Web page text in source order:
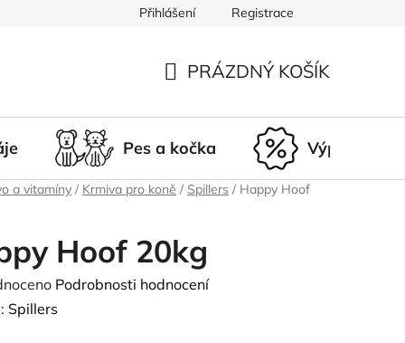
Doprava a platba Nepřevzetí zásilky
Přihlášení Registrace
KOŠÍK
PRÁZDNÝ KOŠÍK
Pes a kočka Výprodej
a vitamíny / Krmiva pro koně / Spillers / Happy Hoof
Hoof 20kg
Podrobnosti hodnocení
Spillers